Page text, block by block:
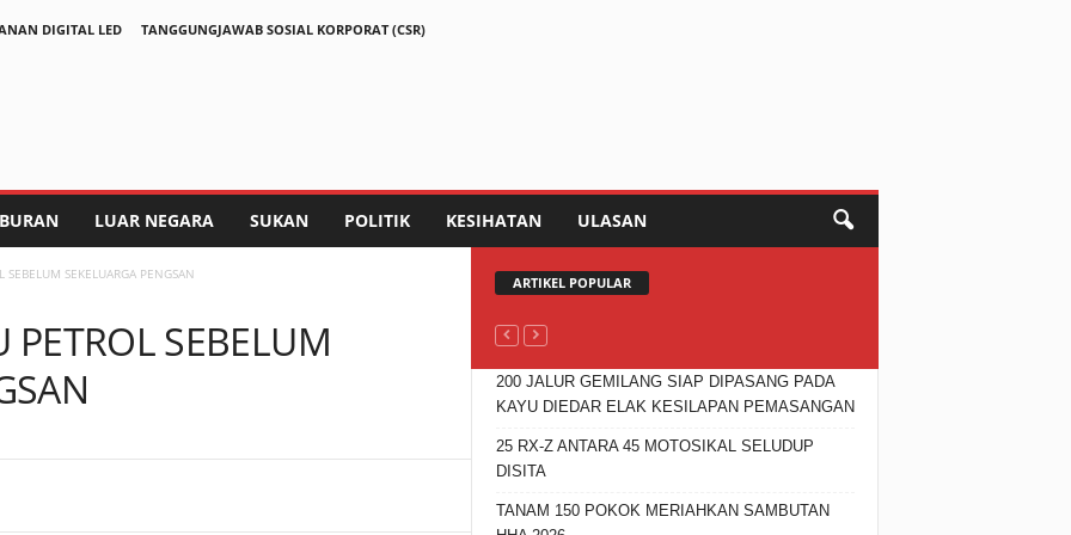
DIGITAL LED
TANGGUNGJAWAB SOSIAL KORPORAT (CSR)
LUAR NEGARA SUKAN POLITIK KESIHATAN ULASAN
SEKELUARGA PENGSAN
PETROL SEBELUM
ARTIKEL POPULAR
200 JALUR GEMILANG SIAP DIPASANG PADA
KAYU DIEDAR ELAK KESILAPAN PEMASANGAN
25 RX-Z ANTARA 45 MOTOSIKAL SELUDUP
DISITA
TANAM 150 POKOK MERIAHKAN SAMBUTAN